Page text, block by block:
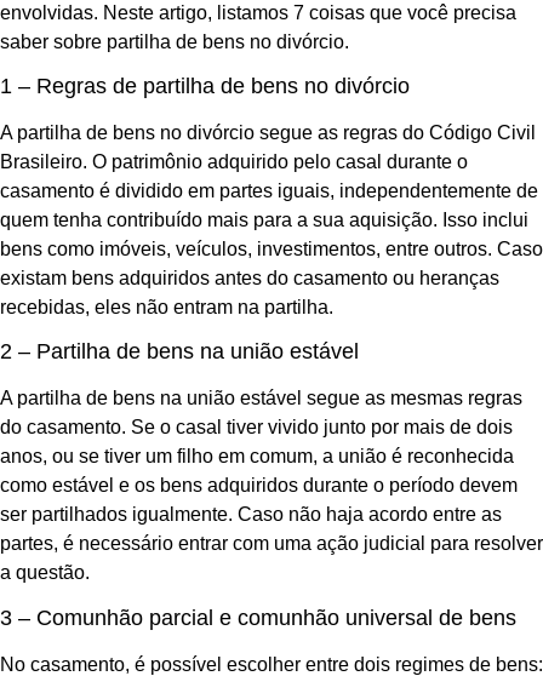
envolvidas. Neste artigo, listamos 7 coisas que você precisa
saber sobre partilha de bens no divórcio.
1 – Regras de partilha de bens no divórcio
A partilha de bens no divórcio segue as regras do Código Civil
Brasileiro. O patrimônio adquirido pelo casal durante o
casamento é dividido em partes iguais, independentemente de
quem tenha contribuído mais para a sua aquisição. Isso inclui
bens como imóveis, veículos, investimentos, entre outros. Caso
existam bens adquiridos antes do casamento ou heranças
recebidas, eles não entram na partilha.
2 – Partilha de bens na união estável
A partilha de bens na união estável segue as mesmas regras
do casamento. Se o casal tiver vivido junto por mais de dois
anos, ou se tiver um filho em comum, a união é reconhecida
como estável e os bens adquiridos durante o período devem
ser partilhados igualmente. Caso não haja acordo entre as
partes, é necessário entrar com uma ação judicial para resolver
a questão.
3 – Comunhão parcial e comunhão universal de bens
No casamento, é possível escolher entre dois regimes de bens: